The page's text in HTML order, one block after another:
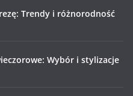
Trendy i różnorodność
Wybór i stylizacje